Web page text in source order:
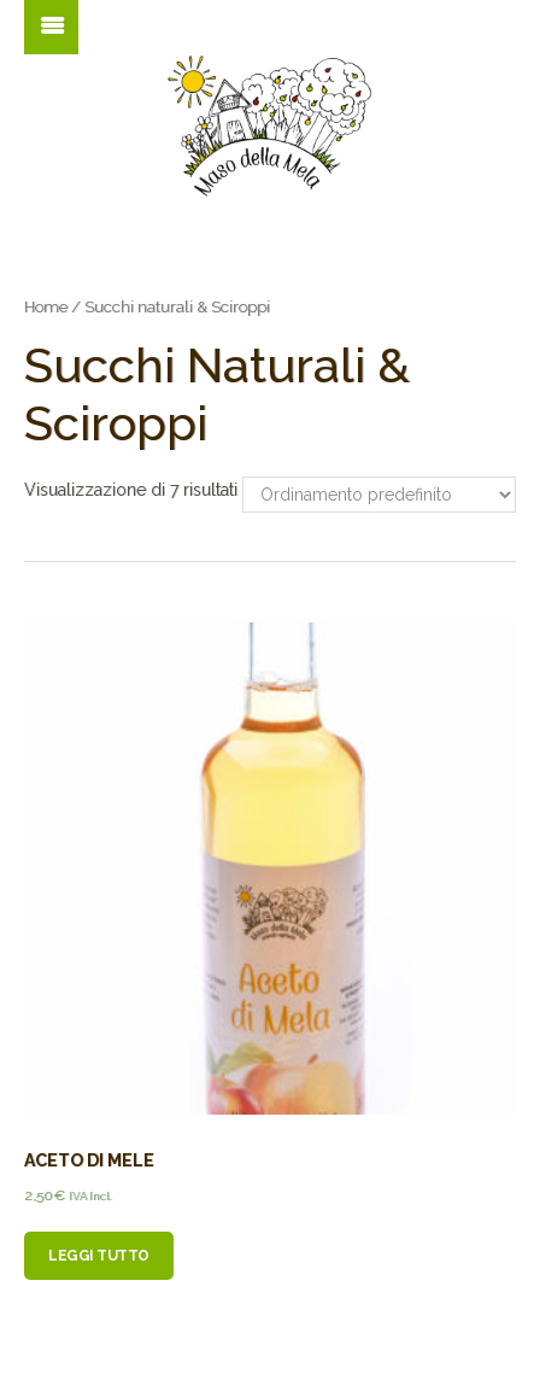
Home/ Succhi naturali & Sciroppi
Succhi Naturali &
Sciroppi
Visualizzazione di 7 risultati
ACETO DI MELE
2,50€ IVA Incl.
LEGGI TUTTO